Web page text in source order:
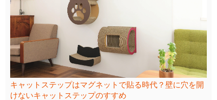
キャットステップはマグネットで貼る時代？壁に穴を開
けないキャットステップのすすめ